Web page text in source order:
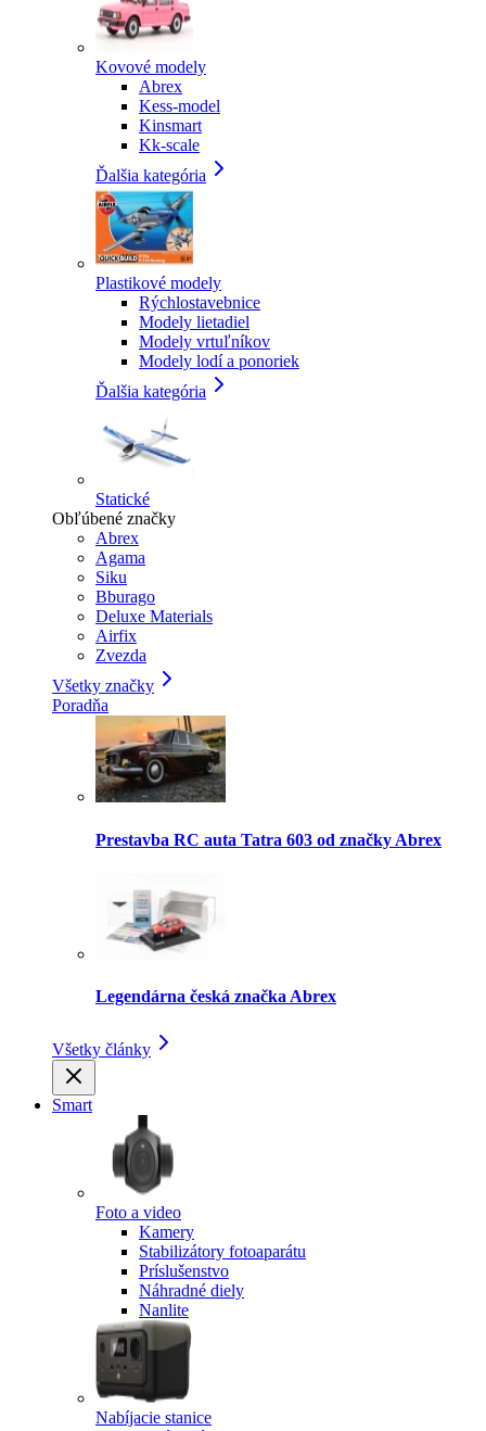
Kovové modely
Abrex
Kess-model
Kinsmart
Kk-scale
Ďalšia kategória
Plastikové modely
Rýchlostavebnice
Modely lietadiel
Modely vrtuľníkov
Modely lodí a ponoriek
Ďalšia kategória
Statické
Obľúbené značky
Abrex
Agama
Siku
Bburago
Deluxe Materials
Airfix
Zvezda
Všetky značky
Poradňa
Prestavba RC auta Tatra 603 od značky Abrex
Legendárna česká značka Abrex
Všetky články
Smart
Foto a video
Kamery
Stabilizátory fotoaparátu
Príslušenstvo
Náhradné diely
Nanlite
Nabíjacie stanice